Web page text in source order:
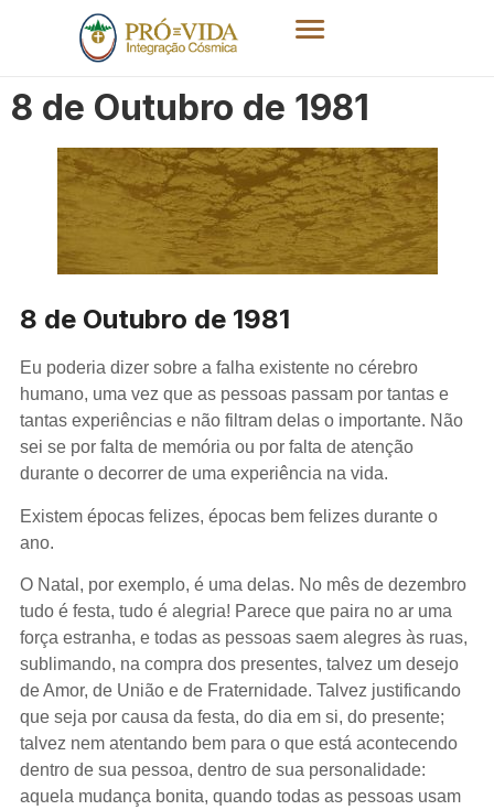
8 de Outubro de 1981
8 de Outubro de 1981
Eu poderia dizer sobre a falha existente no cérebro
humano, uma vez que as pessoas passam por tantas e
tantas experiências e não filtram delas o importante. Não
sei se por falta de memória ou por falta de atenção
durante o decorrer de uma experiência na vida.
Existem épocas felizes, épocas bem felizes durante o
ano.
O Natal, por exemplo, é uma delas. No mês de dezembro
tudo é festa, tudo é alegria! Parece que paira no ar uma
força estranha, e todas as pessoas saem alegres às ruas,
sublimando, na compra dos presentes, talvez um desejo
de Amor, de União e de Fraternidade. Talvez justificando
que seja por causa da festa, do dia em si, do presente;
talvez nem atentando bem para o que está acontecendo
dentro de sua pessoa, dentro de sua personalidade:
aquela mudança bonita, quando todas as pessoas usam